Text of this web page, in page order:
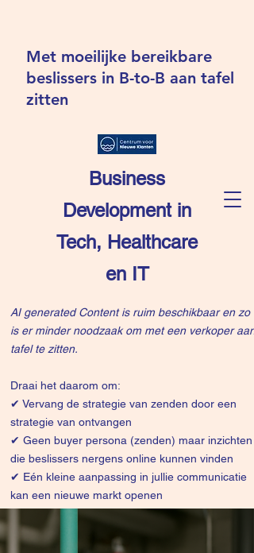
Business
Development in
Tech, Healthcare
en IT
Met moeilijke bereikbare
beslissers in B-to-B aan tafel
zitten
AI generated Content is ruim beschikbaar en zo
is er minder noodzaak om met een verkoper aan
tafel te zitten.
Draai het daarom om:
✔ Vervang de strategie van zenden door een
strategie van ontvangen
✔ Geen buyer persona (zenden) maar inzichten
die beslissers nergens online kunnen vinden
✔ Eén kleine aanpassing in jullie communicatie
kan een nieuwe markt openen